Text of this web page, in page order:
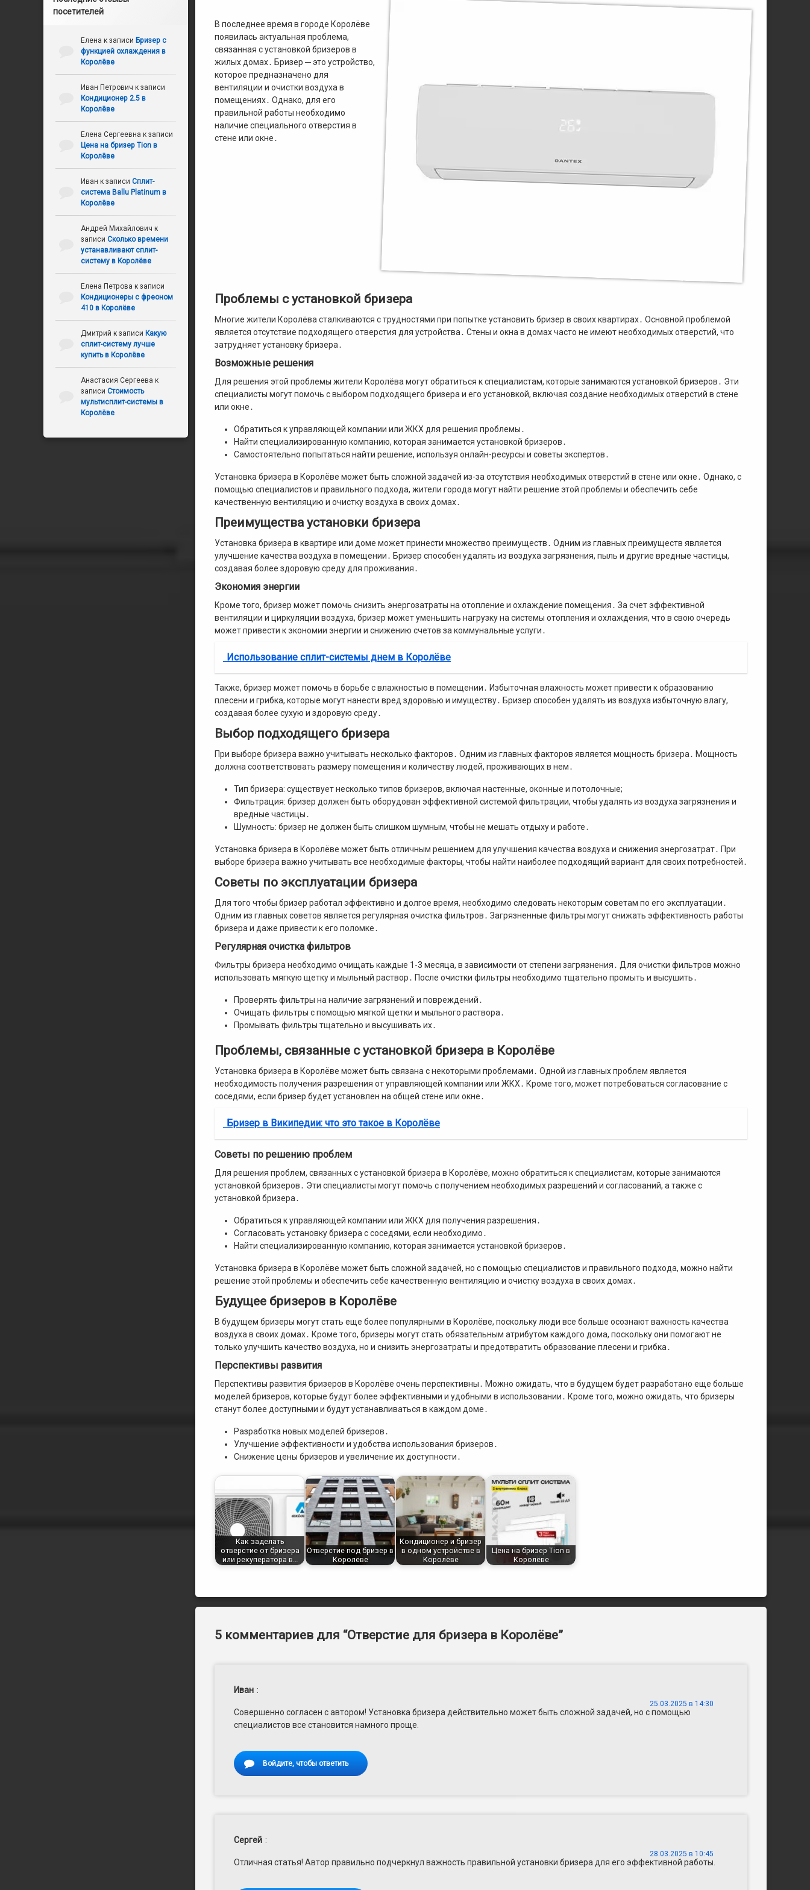
В последнее время в городе Королёве
появилась актуальная проблема,
связанная с установкой бризеров в
жилых домах․ Бризер ─ это устройство,
которое предназначено для
вентиляции и очистки воздуха в
помещениях․ Однако, для его
правильной работы необходимо
наличие специального отверстия в
стене или окне․
Проблемы с установкой бризера
Многие жители Королёва сталкиваются с трудностями при попытке установить бризер в своих квартирах․ Основной проблемой
является отсутствие подходящего отверстия для устройства․ Стены и окна в домах часто не имеют необходимых отверстий, что
затрудняет установку бризера․
Возможные решения
Для решения этой проблемы жители Королёва могут обратиться к специалистам, которые занимаются установкой бризеров․ Эти
специалисты могут помочь с выбором подходящего бризера и его установкой, включая создание необходимых отверстий в стене
или окне․
Обратиться к управляющей компании или ЖКХ для решения проблемы․
Найти специализированную компанию, которая занимается установкой бризеров․
Самостоятельно попытаться найти решение, используя онлайн-ресурсы и советы экспертов․
Установка бризера в Королёве может быть сложной задачей из-за отсутствия необходимых отверстий в стене или окне․ Однако, с
помощью специалистов и правильного подхода, жители города могут найти решение этой проблемы и обеспечить себе
качественную вентиляцию и очистку воздуха в своих домах․
Преимущества установки бризера
Установка бризера в квартире или доме может принести множество преимуществ․ Одним из главных преимуществ является
улучшение качества воздуха в помещении․ Бризер способен удалять из воздуха загрязнения, пыль и другие вредные частицы,
создавая более здоровую среду для проживания․
Экономия энергии
Кроме того, бризер может помочь снизить энергозатраты на отопление и охлаждение помещения․ За счет эффективной
вентиляции и циркуляции воздуха, бризер может уменьшить нагрузку на системы отопления и охлаждения, что в свою очередь
может привести к экономии энергии и снижению счетов за коммунальные услуги․
Использование сплит-системы днем в Королёве
Также, бризер может помочь в борьбе с влажностью в помещении․ Избыточная влажность может привести к образованию
плесени и грибка, которые могут нанести вред здоровью и имуществу․ Бризер способен удалять из воздуха избыточную влагу,
создавая более сухую и здоровую среду․
Выбор подходящего бризера
При выборе бризера важно учитывать несколько факторов․ Одним из главных факторов является мощность бризера․ Мощность
должна соответствовать размеру помещения и количеству людей, проживающих в нем․
Тип бризера: существует несколько типов бризеров, включая настенные, оконные и потолочные;
Фильтрация: бризер должен быть оборудован эффективной системой фильтрации, чтобы удалять из воздуха загрязнения и
вредные частицы․
Шумность: бризер не должен быть слишком шумным, чтобы не мешать отдыху и работе․
Установка бризера в Королёве может быть отличным решением для улучшения качества воздуха и снижения энергозатрат․ При
выборе бризера важно учитывать все необходимые факторы, чтобы найти наиболее подходящий вариант для своих потребностей․
Советы по эксплуатации бризера
Для того чтобы бризер работал эффективно и долгое время, необходимо следовать некоторым советам по его эксплуатации․
Одним из главных советов является регулярная очистка фильтров․ Загрязненные фильтры могут снижать эффективность работы
бризера и даже привести к его поломке․
Регулярная очистка фильтров
Фильтры бризера необходимо очищать каждые 1-3 месяца, в зависимости от степени загрязнения․ Для очистки фильтров можно
использовать мягкую щетку и мыльный раствор․ После очистки фильтры необходимо тщательно промыть и высушить․
Проверять фильтры на наличие загрязнений и повреждений․
Очищать фильтры с помощью мягкой щетки и мыльного раствора․
Промывать фильтры тщательно и высушивать их․
Проблемы, связанные с установкой бризера в Королёве
Установка бризера в Королёве может быть связана с некоторыми проблемами․ Одной из главных проблем является
необходимость получения разрешения от управляющей компании или ЖКХ․ Кроме того, может потребоваться согласование с
соседями, если бризер будет установлен на общей стене или окне․
Бризер в Википедии: что это такое в Королёве
Советы по решению проблем
Для решения проблем, связанных с установкой бризера в Королёве, можно обратиться к специалистам, которые занимаются
установкой бризеров․ Эти специалисты могут помочь с получением необходимых разрешений и согласований, а также с
установкой бризера․
Обратиться к управляющей компании или ЖКХ для получения разрешения․
Согласовать установку бризера с соседями, если необходимо․
Найти специализированную компанию, которая занимается установкой бризеров․
Установка бризера в Королёве может быть сложной задачей, но с помощью специалистов и правильного подхода, можно найти
решение этой проблемы и обеспечить себе качественную вентиляцию и очистку воздуха в своих домах․
Будущее бризеров в Королёве
В будущем бризеры могут стать еще более популярными в Королёве, поскольку люди все больше осознают важность качества
воздуха в своих домах․ Кроме того, бризеры могут стать обязательным атрибутом каждого дома, поскольку они помогают не
только улучшить качество воздуха, но и снизить энергозатраты и предотвратить образование плесени и грибка․
Перспективы развития
Перспективы развития бризеров в Королёве очень перспективны․ Можно ожидать, что в будущем будет разработано еще больше
моделей бризеров, которые будут более эффективными и удобными в использовании․ Кроме того, можно ожидать, что бризеры
станут более доступными и будут устанавливаться в каждом доме․
Разработка новых моделей бризеров․
Улучшение эффективности и удобства использования бризеров․
Снижение цены бризеров и увеличение их доступности․
Как заделать
отверстие от бризера
или рекуператора в…
Отверстие под бризер в
Королёве
Кондиционер и бризер
в одном устройстве в
Королёве
Цена на бризер Tion в
Королёве
5 комментариев для “Отверстие для бризера в Королёве”
Иван :
25.03.2025 в 14:30
Совершенно согласен с автором! Установка бризера действительно может быть сложной задачей, но с помощью
специалистов все становится намного проще.
Войдите, чтобы ответить
Сергей :
28.03.2025 в 10:45
Отличная статья! Автор правильно подчеркнул важность правильной установки бризера для его эффективной работы.
посетителей
Елена к записи Бризер с
функцией охлаждения в
Королёве
Иван Петрович к записи
Кондиционер 2.5 в
Королёве
Елена Сергеевна к записи
Цена на бризер Tion в
Королёве
Иван к записи Сплит-
система Ballu Platinum в
Королёве
Андрей Михайлович к
записи Сколько времени
устанавливают сплит-
систему в Королёве
Елена Петрова к записи
Кондиционеры с фреоном
410 в Королёве
Дмитрий к записи Какую
сплит-систему лучше
купить в Королёве
Анастасия Сергеева к
записи Стоимость
мультисплит-системы в
Королёве